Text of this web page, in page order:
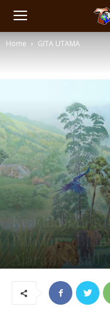
Home GITA UTAMA
Keadilan
Pandang
Ajaran Sosial